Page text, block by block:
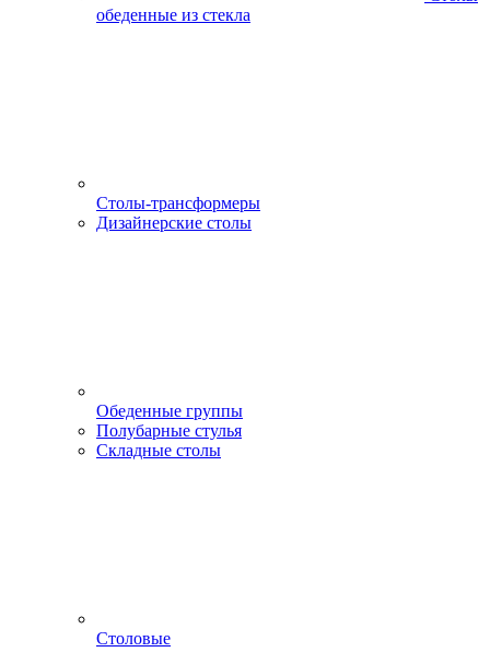
обеденные из стекла
Столы-трансформеры
Дизайнерские столы
Обеденные группы
Полубарные стулья
Складные столы
Столовые